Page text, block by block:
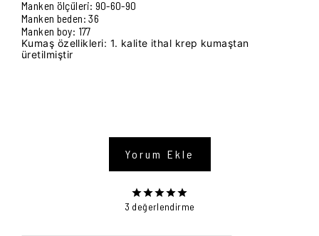
Manken ölçüleri: 90-60-90
Manken beden: 36
Manken boy: 177
Kumaş özellikleri: 1. kalite ithal krep kumaştan
üretilmiştir
Yorum Ekle
3 değerlendirme